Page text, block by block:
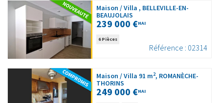
Maison / Villa , BELLEVILLE-EN-
BEAUJOLAIS
239 000 €HAI
6 Pièces
Référence : 02314
Maison / Villa 91 m2, ROMANÈCHE-
THORINS
249 000 €HAI